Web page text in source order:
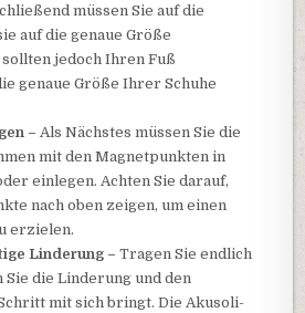
müssen Sie auf die
auf die genaue Größe
jedoch Ihren Fuß
genaue Größe Ihrer Schuhe
– Als Nächstes müssen Sie die
mit den Magnetpunkten in
einlegen. Achten Sie darauf,
nach oben zeigen, um einen
erzielen.
Linderung – Tragen Sie endlich
Sie die Linderung und den
mit sich bringt. Die Akusoli-